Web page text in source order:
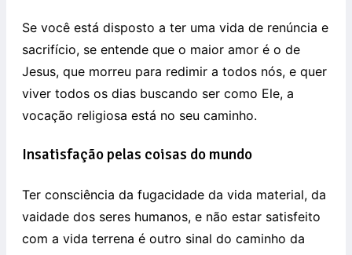
Se você está disposto a ter uma vida de renúncia e
sacrifício, se entende que o maior amor é o de
Jesus, que morreu para redimir a todos nós, e quer
viver todos os dias buscando ser como Ele, a
vocação religiosa está no seu caminho.
Insatisfação pelas coisas do mundo
Ter consciência da fugacidade da vida material, da
vaidade dos seres humanos, e não estar satisfeito
com a vida terrena é outro sinal do caminho da